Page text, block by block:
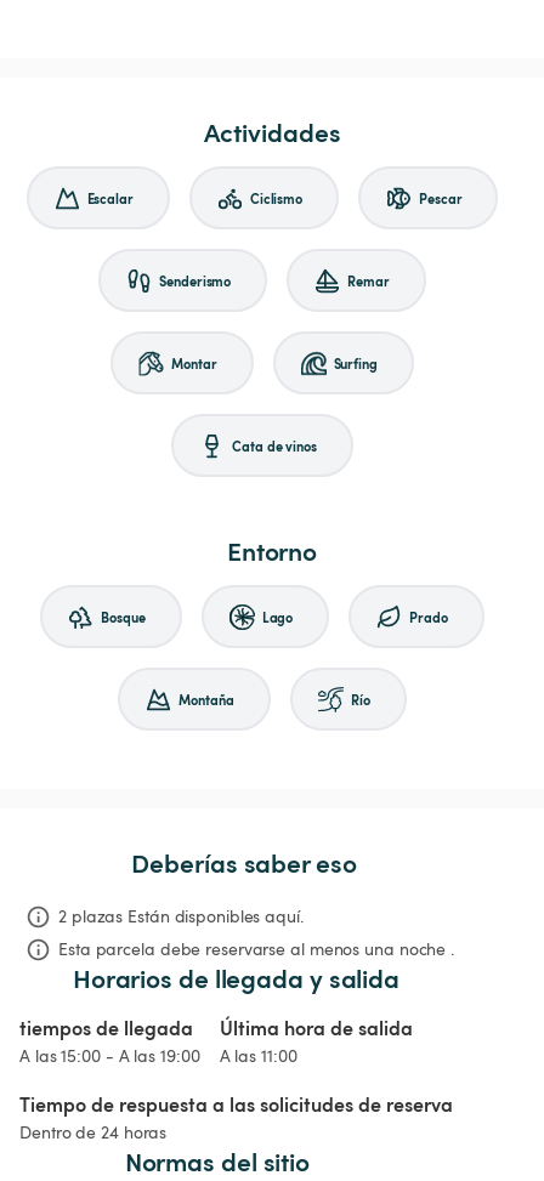
Actividades
Escalar Ciclismo Pescar
Senderismo Remar
Montar Surfing
Cata de vinos
Entorno
Bosque Lago Prado
Montaña Río
Deberías saber eso
2 plazas Están disponibles aquí.
Esta parcela debe reservarse al menos una noche .
Horarios de llegada y salida
tiempos de llegada
A las 15:00 - A las 19:00
Última hora de salida
A las 11:00
Tiempo de respuesta a las solicitudes de reserva
Dentro de 24 horas
Normas del sitio